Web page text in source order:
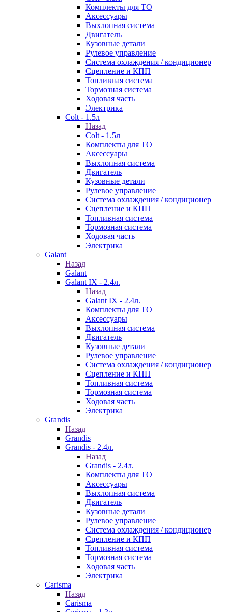
Комплекты для ТО
Аксессуары
Выхлопная система
Двигатель
Кузовные детали
Рулевое управление
Система охлаждения / кондиционер
Сцепление и КПП
Топливная система
Тормозная система
Ходовая часть
Электрика
Colt - 1.5л
Назад
Colt - 1.5л
Комплекты для ТО
Аксессуары
Выхлопная система
Двигатель
Кузовные детали
Рулевое управление
Система охлаждения / кондиционер
Сцепление и КПП
Топливная система
Тормозная система
Ходовая часть
Электрика
Galant
Назад
Galant
Galant IX - 2.4л.
Назад
Galant IX - 2.4л.
Комплекты для ТО
Аксессуары
Выхлопная система
Двигатель
Кузовные детали
Рулевое управление
Система охлаждения / кондиционер
Сцепление и КПП
Топливная система
Тормозная система
Ходовая часть
Электрика
Grandis
Назад
Grandis
Grandis - 2.4л.
Назад
Grandis - 2.4л.
Комплекты для ТО
Аксессуары
Выхлопная система
Двигатель
Кузовные детали
Рулевое управление
Система охлаждения / кондиционер
Сцепление и КПП
Топливная система
Тормозная система
Ходовая часть
Электрика
Carisma
Назад
Carisma